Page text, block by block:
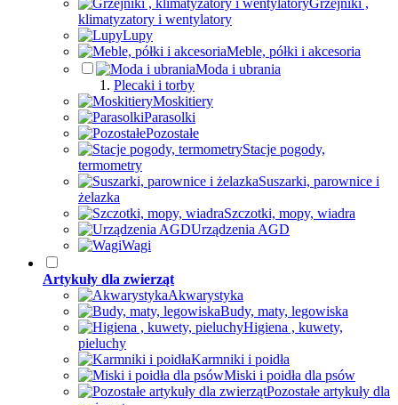
Grzejniki ,
klimatyzatory i wentylatory
Lupy
Meble, półki i akcesoria
Moda i ubrania
Plecaki i torby
Moskitiery
Parasolki
Pozostałe
Stacje pogody,
termometry
Suszarki, parownice i
żelazka
Szczotki, mopy, wiadra
Urządzenia AGD
Wagi
Artykuły dla zwierząt
Akwarystyka
Budy, maty, legowiska
Higiena , kuwety,
pieluchy
Karmniki i poidła
Miski i poidła dla psów
Pozostałe artykuły dla